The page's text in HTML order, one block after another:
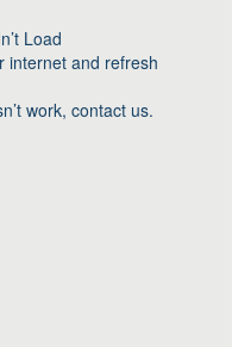
Load
internet and refresh
work, contact us.